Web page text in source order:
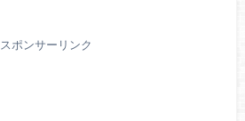
スポンサーリンク